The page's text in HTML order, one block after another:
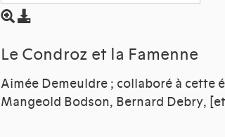
Le Condroz et la Famenne
Aimée Demeuldre ; collaboré à cette
Mangeold Bodson, Bernard Debry,